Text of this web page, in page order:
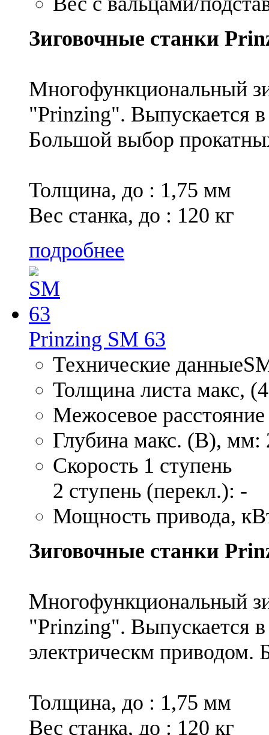
Зиговочные станки
Многофункциональный
"Prinzing". Выпускается
Большой выбор
Толщина, до : 1,75 мм
Вес станка, до : 120 кг
подробнее
Prinzing SM 63
Технические
Толщина листа макс,
Межосевое
Глубина макс. (В), мм:
Скорость 1 ступень
2 ступень (перекл.): -
Мощность привода,
Зиговочные станки
Многофункциональный
"Prinzing". Выпускается
электрическм
Толщина, до : 1,75 мм
Вес станка, до : 120 кг